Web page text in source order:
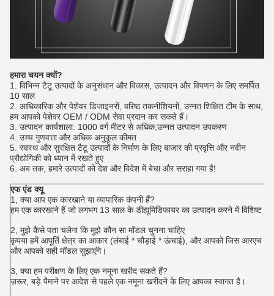
हमारा चयन क्यों?
1. विभिन्न टैटू उत्पादों के अनुसंधान और विकास, उत्पादन और विपणन के लिए समर्पित
10 साल
2. आधिकारिक और पेशेवर डिजाइनरों, वरिष्ठ तकनीशियनों, उन्नत शिक्षित टीम के साथ,
हम आपको पेशेवर OEM / ODM सेवा प्रदान कर सकते हैं।
3. उत्पादन कार्यशाला: 1000 वर्ग मीटर से अधिक;उन्नत उत्पादन उपकरण
4. उच्च गुणवत्ता और अधिक अनुकूल कीमत
5. स्वस्थ और सुरक्षित टैटू उत्पादों के निर्माण के लिए बाजार की प्रवृत्ति और नवीन
प्रौद्योगिकी को ध्यान में रखते हुए
6. अब तक, हमारे उत्पादों को देश और विदेश में बेचा और सराहा गया है!
एफ एंड क्यू
1, क्या आप एक कारखाने या व्यापारिक कंपनी हैं?
हम एक कारखाने हैं जो लगभग 13 साल के डीह्यूमिडिफायर का उत्पादन करने में विशिष्ट
2, मुझे कैसे पता चलेगा कि मुझे कौन सा मॉडल चुनना चाहिए
कृपया हमें आपूर्ति क्षेत्र का आकार (लंबाई * चौड़ाई * ऊंचाई), और आपको जिस आरएच
और आपको सही मॉडल सुझाएंगे।
3, क्या हम परीक्षण के लिए एक नमूना खरीद सकते हैं?
ज़रूर, बड़े पैमाने पर आदेश से पहले एक नमूना खरीदने के लिए आपका स्वागत है।